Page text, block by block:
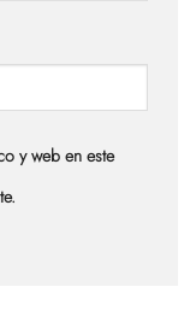
y web en este